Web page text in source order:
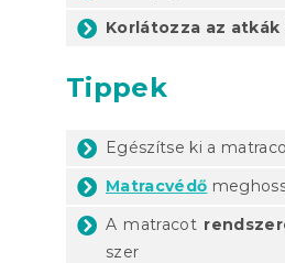
Korlátozza az atkák
Tippek
Egészítse ki a
Matracvédő
A matracot
szer